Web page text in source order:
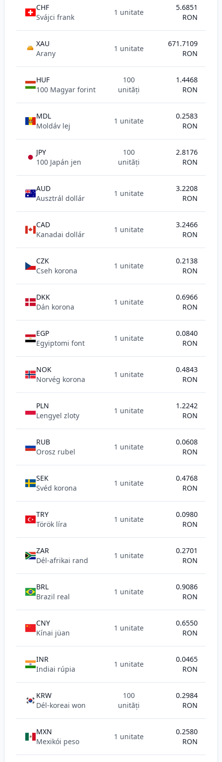
CHF
Svájci frank
1 unitate
5.6851
RON
AU
XAU
Arany
1 unitate
671.7109
RON
HUF
100 Magyar forint
100
unități
1.4468
RON
MDL
Moldáv lej
1 unitate
0.2583
RON
JPY
100 Japán jen
100
unități
2.8176
RON
AUD
Ausztrál dollár
1 unitate
3.2208
RON
CAD
Kanadai dollár
1 unitate
3.2466
RON
CZK
Cseh korona
1 unitate
0.2138
RON
DKK
Dán korona
1 unitate
0.6966
RON
EGP
Egyiptomi font
1 unitate
0.0840
RON
NOK
Norvég korona
1 unitate
0.4843
RON
PLN
Lengyel zloty
1 unitate
1.2242
RON
RUB
Orosz rubel
1 unitate
0.0608
RON
SEK
Svéd korona
1 unitate
0.4768
RON
TRY
Török líra
1 unitate
0.0980
RON
ZAR
Dél-afrikai rand
1 unitate
0.2701
RON
BRL
Brazil real
1 unitate
0.9086
RON
CNY
Kínai jüan
1 unitate
0.6550
RON
INR
Indiai rúpia
1 unitate
0.0465
RON
KRW
Dél-koreai won
100
unități
0.2984
RON
MXN
Mexikói peso
1 unitate
0.2580
RON